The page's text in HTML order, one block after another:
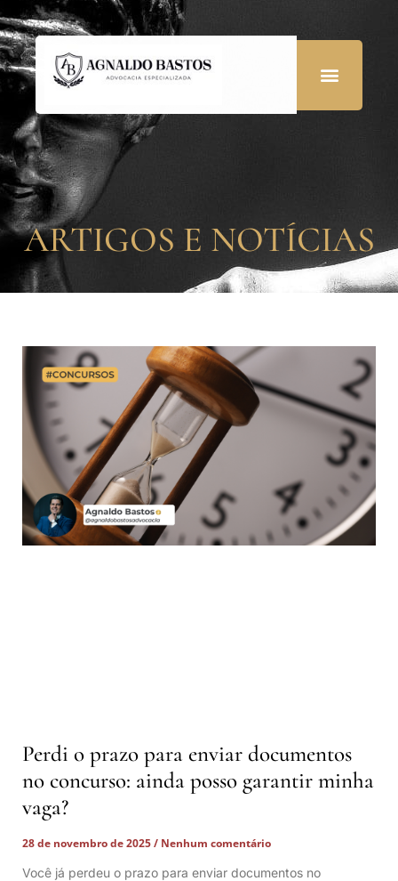
ARTIGOS E NOTÍCIAS
Perdi o prazo para enviar documentos
no concurso: ainda posso garantir minha
vaga?
28 de novembro de 2025
Nenhum comentário
Você já perdeu o prazo para enviar documentos no